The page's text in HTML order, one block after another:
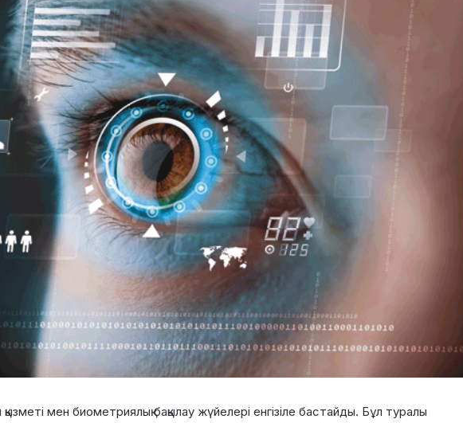
мен биометриялық бақылау жүйелері енгізіле бастайды. Бұл туралы